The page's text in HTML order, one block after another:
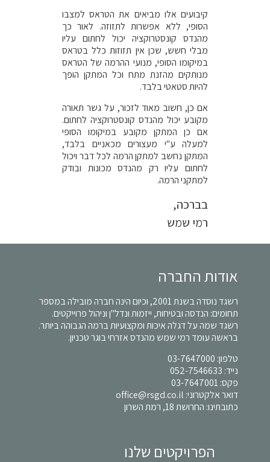
קיבועים אלו מביאים את הטראס למצבו
הסופי, ללא אפשרות לתזוזה. לאור כך
מהנדס קונסטרוקציה יכול לחתום עליו
מבלי חשש, שכן אין תזוזות כלל בטראס
במיקומו הסופי, מנועי ההרמה של הטראס
מנותקים מהזנת מתח וכל המתקן הופך
להיות סטאטי בלבד.
אם כן, חשוב מאוד לזכור, על גשר תאורה
מקובע יכול מהנדס קונסטרוקציה לחתום.
אם כן המתקן מקובע במיקומו הסופי
למעלה ע"י מעצורים מכאניים בלבד,
המתקן נחשב למתקן הרמה לכל דבר ויכול
לחתום עליו רק מהנדס מכונות ובודק
למתקני הרמה.
בברכה,
רמי שמש
אודות החברה
רשגד נוסדה בשנת 2001, וכיום הינה חברה מובילה במספר
תחומים: הנדסה ובטיחות, ייזמות ונדל"ן וניהול פרוייקטים.
רשגד שמה על דגלה איכות ומקצועיות ברמה הגבוהה ביותר.
בראשה עומד רמי שמש מהנדס אזרחי בוגר טכניון.
טלפון: 03-7647000
נייד: 052-7546633
פקס: 03-7647001
דואר אלקטרוני: office@rsgd.co.il
כתובתינו: החרושת 18, רמת השרון
הפרויקטים שלנו